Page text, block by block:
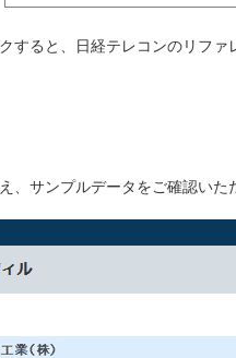
すると、日経テレコンのリフ
、サンプルデータをご確認いた